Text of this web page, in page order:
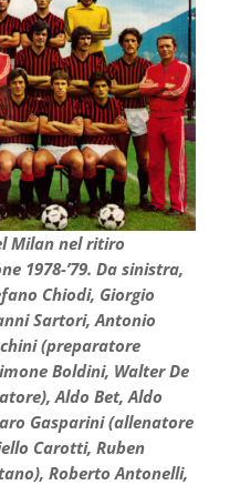
Milan nel ritiro
1978-’79. Da sinistra,
Chiodi, Giorgio
Sartori, Antonio
(preparatore
Boldini, Walter De
Aldo Bet, Aldo
Gasparini (allenatore
Carotti, Ruben
Roberto Antonelli,